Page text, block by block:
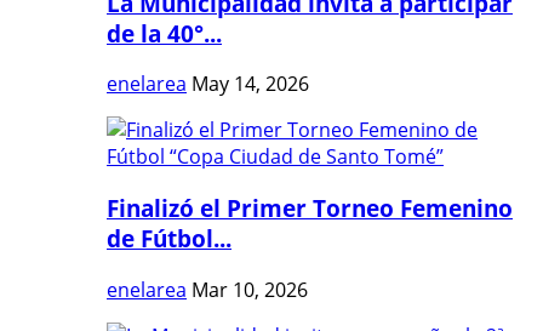
de la 40°...
enelarea May 14, 2026
Finalizó el Primer Torneo Femenino
de Fútbol...
enelarea Mar 10, 2026